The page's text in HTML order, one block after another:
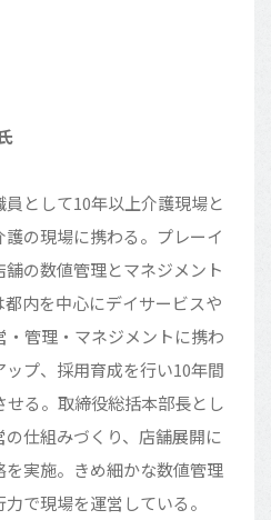
として10年以上介護現場と
の現場に携わる。プレーイ
の数値管理とマネジメント
内を中心にデイサービスや
管理・マネジメントに携わ
プ、採用育成を行い10年間
る。取締役総括本部長とし
仕組みづくり、店舗展開に
実施。きめ細かな数値管理
で現場を運営している。